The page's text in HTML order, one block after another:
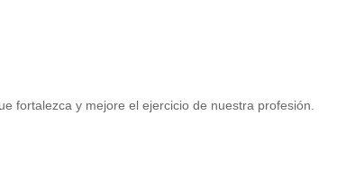
fortalezca y mejore el ejercicio de nuestra profesión.